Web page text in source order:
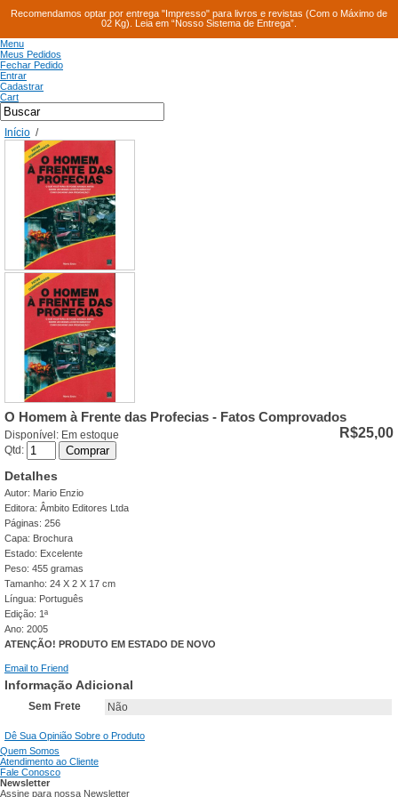
Recomendamos optar por entrega "Impresso" para livros e revistas (Com o Máximo de
02 Kg). Leia em “Nosso Sistema de Entrega”.
Menu
Meus Pedidos
Fechar Pedido
Entrar
Cadastrar
Cart
Início /
O Homem à Frente das Profecias - Fatos Comprovados
Disponível: Em estoque R$25,00
Qtd: Comprar
Detalhes
Autor: Mario Enzio
Editora: Âmbito Editores Ltda
Páginas: 256
Capa: Brochura
Estado: Excelente
Peso: 455 gramas
Tamanho: 24 X 2 X 17 cm
Língua: Português
Edição: 1ª
Ano: 2005
ATENÇÃO! PRODUTO EM ESTADO DE NOVO
Email to Friend
Informação Adicional
Sem Frete Não
Dê Sua Opinião Sobre o Produto
Quem Somos
Atendimento ao Cliente
Fale Conosco
Newsletter
Assine para nossa Newsletter